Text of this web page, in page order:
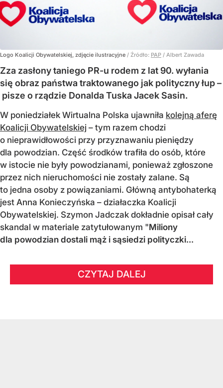
Logo Koalicji Obywatelskiej, zdjęcie ilustracyjne / Źródło: PAP / Albert Zawada
Zza zasłony taniego PR-u rodem z lat 90. wyłania
się obraz państwa traktowanego jak polityczny łup –
pisze o rządzie Donalda Tuska Jacek Sasin.
W poniedziałek Wirtualna Polska ujawniła kolejną aferę
Koalicji Obywatelskiej – tym razem chodzi
o nieprawidłowości przy przyznawaniu pieniędzy
dla powodzian. Część środków trafiła do osób, które
w istocie nie były powodzianami, ponieważ zgłoszone
przez nich nieruchomości nie zostały zalane. Są
to jedna osoby z powiązaniami. Główną antybohaterką
jest Anna Konieczyńska – działaczka Koalicji
Obywatelskiej. Szymon Jadczak dokładnie opisał cały
skandal w materiale zatytułowanym "Miliony
dla powodzian dostali mąż i sąsiedzi polityczki...
CZYTAJ DALEJ